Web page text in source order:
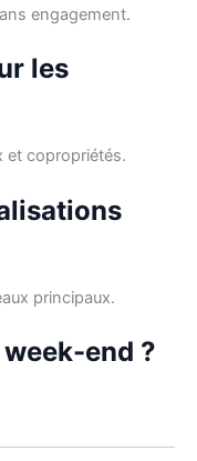
engagement.
les
et copropriétés.
principaux.
end ?